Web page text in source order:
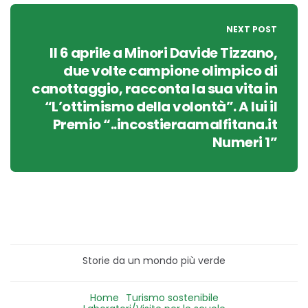
NEXT POST
Il 6 aprile a Minori Davide Tizzano,
due volte campione olimpico di
canottaggio, racconta la sua vita in
“L’ottimismo della volontà”. A lui il
Premio “..incostieraamalfitana.it
Numeri 1”
Storie da un mondo più verde
Home Turismo sostenibile